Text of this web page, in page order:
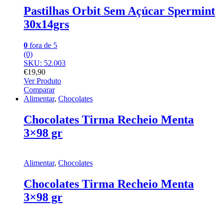
Pastilhas Orbit Sem Açúcar Spermint
30x14grs
0 fora de 5
(0)
SKU: 52.003
€19,90
Ver Produto
Comparar
Alimentar, Chocolates
Chocolates Tirma Recheio Menta
3×98 gr
Alimentar, Chocolates
Chocolates Tirma Recheio Menta
3×98 gr